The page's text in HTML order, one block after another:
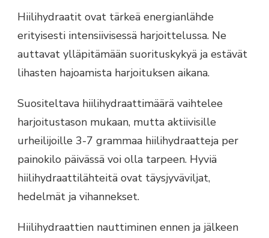
Hiilihydraatit ovat tärkeä energianlähde
erityisesti intensiivisessä harjoittelussa. Ne
auttavat ylläpitämään suorituskykyä ja estävät
lihasten hajoamista harjoituksen aikana.
Suositeltava hiilihydraattimäärä vaihtelee
harjoitustason mukaan, mutta aktiivisille
urheilijoille 3-7 grammaa hiilihydraatteja per
painokilo päivässä voi olla tarpeen. Hyviä
hiilihydraattilähteitä ovat täysjyväviljat,
hedelmät ja vihannekset.
Hiilihydraattien nauttiminen ennen ja jälkeen